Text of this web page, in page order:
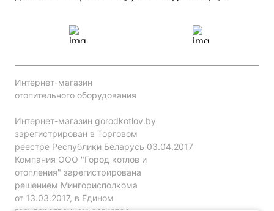
Интернет-магазин
отопительного оборудования
Интернет-магазин gorodkotlov.by
зарегистрирован в Торговом
реестре Республики Беларусь 03.04.2017
Компания ООО "Город котлов и
отопления" зарегистрирована
решением Мингорисполкома
от 13.03.2017, в Едином